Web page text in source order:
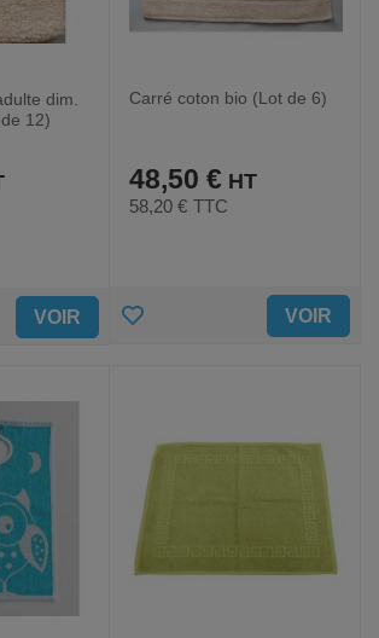
dim.
12)
VOIR
Carré coton bio (Lot de 6)
48,50 €
58,20 € TTC
AJOUTER VOIR